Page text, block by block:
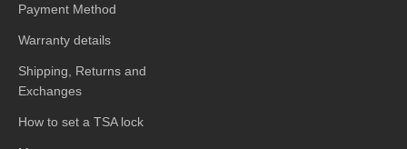
Payment Method
Warranty details
Shipping, Returns and
Exchanges
How to set a TSA lock